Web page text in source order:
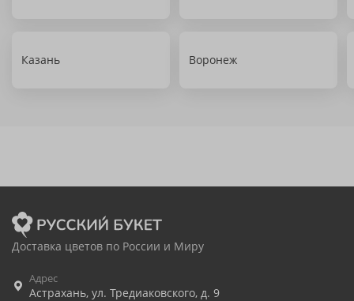
Казань Воронеж
Доставка цветов по России и Миру
Адрес
Астрахань, ул. Тредиаковского, д. 9